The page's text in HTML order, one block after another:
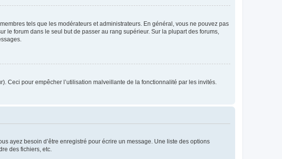
tels que les modérateurs et administrateurs. En général, vous ne pouvez pas
le forum dans le seul but de passer au rang supérieur. Sur la plupart des forums,
Ceci pour empêcher l’utilisation malveillante de la fonctionnalité par les invités.
ayez besoin d’être enregistré pour écrire un message. Une liste des options
des fichiers, etc.